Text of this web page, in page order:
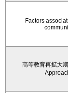
Factors
高等教育再拡大